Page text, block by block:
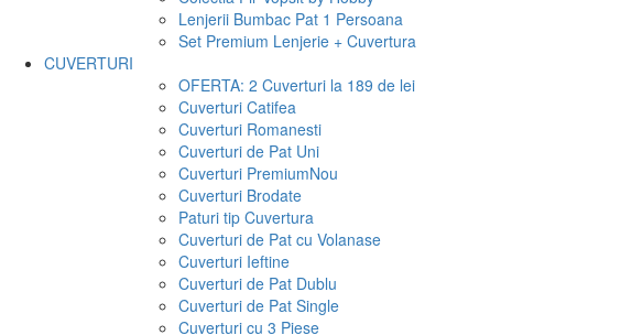
Lenjerii Bumbac Pat 1 Persoana
Set Premium Lenjerie + Cuvertura
CUVERTURI
OFERTA: 2 Cuverturi la 189 de lei
Cuverturi Catifea
Cuverturi Romanesti
Cuverturi de Pat Uni
Cuverturi PremiumNou
Cuverturi Brodate
Paturi tip Cuvertura
Cuverturi de Pat cu Volanase
Cuverturi Ieftine
Cuverturi de Pat Dublu
Cuverturi de Pat Single
Cuverturi cu 3 Piese